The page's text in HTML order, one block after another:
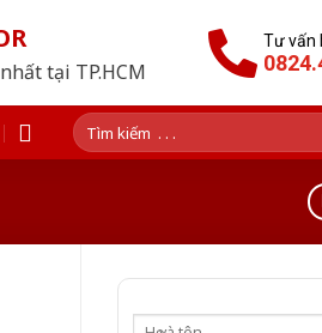
tại TP.HCM
Tư vấn
Tìm
kiếm: